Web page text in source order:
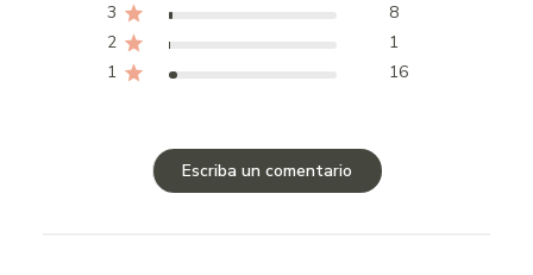
3
8
2
1
1
16
Escriba un comentario